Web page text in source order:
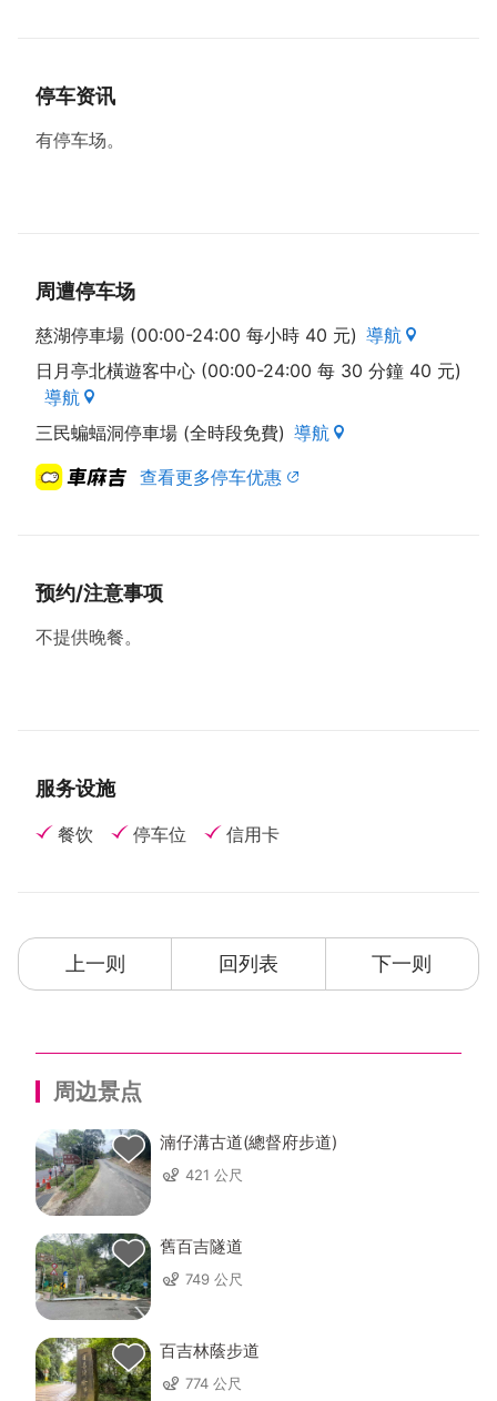
停车资讯
有停车场。
周遭停车场
慈湖停車場 (00:00-24:00 每小時 40 元) 導航
日月亭北橫遊客中心 (00:00-24:00 每 30 分鐘 40 元)
導航
三民蝙蝠洞停車場 (全時段免費) 導航
查看更多停车优惠
预约/注意事项
不提供晚餐。
服务设施
餐饮 停车位 信用卡
上一则 回列表 下一则
周边景点
湳仔溝古道(總督府步道)
421 公尺
舊百吉隧道
749 公尺
百吉林蔭步道
774 公尺